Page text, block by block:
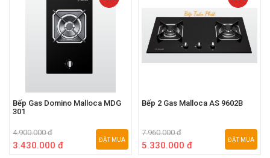
Bếp Gas Domino Malloca MDG
301
4.900.000 đ
3.430.000 đ
ĐẶT MUA
Bếp 2 Gas Malloca AS 9602B
7.960.000 đ
5.330.000 đ
ĐẶT MUA